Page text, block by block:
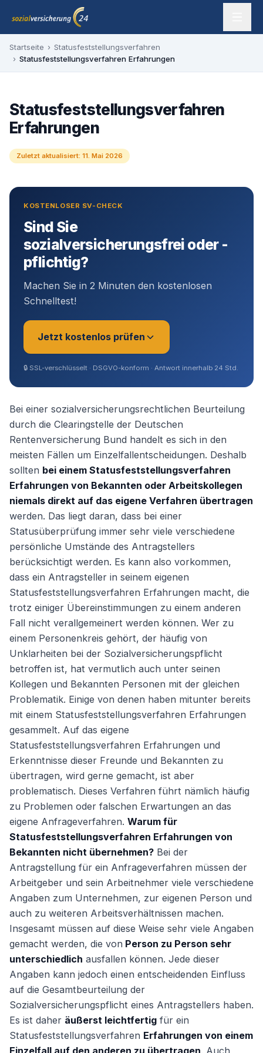
Zum Inhalt springen
sozialversicherung24 — Ihr Experte für SV-Befreiung
Startseite › Statusfeststellungsverfahren
› Statusfeststellungsverfahren Erfahrungen
Statusfeststellungsverfahren
Erfahrungen
Zuletzt aktualisiert: 11. Mai 2026
KOSTENLOSER SV-CHECK
Sind Sie
sozialversicherungsfrei oder -
pflichtig?
Machen Sie in 2 Minuten den kostenlosen
Schnelltest!
Jetzt kostenlos prüfen
Sie sind? *
Geschäftsführer (Angestellt /
Gesellschafter)
Selbstständig / Unternehmer
Angestellter
Weiter
🔒 SSL-verschlüsselt · DSGVO-konform · Antwort innerhalb 24 Std.
Bei einer sozialversicherungsrechtlichen Beurteilung
durch die Clearingstelle der Deutschen
Rentenversicherung Bund handelt es sich in den
meisten Fällen um Einzelfallentscheidungen. Deshalb
sollten bei einem Statusfeststellungsverfahren
Erfahrungen von Bekannten oder Arbeitskollegen
niemals direkt auf das eigene Verfahren übertragen
werden. Das liegt daran, dass bei einer
Statusüberprüfung immer sehr viele verschiedene
persönliche Umstände des Antragstellers
berücksichtigt werden. Es kann also vorkommen,
dass ein Antragsteller in seinem eigenen
Statusfeststellungsverfahren Erfahrungen macht, die
trotz einiger Übereinstimmungen zu einem anderen
Fall nicht verallgemeinert werden können. Wer zu
einem Personenkreis gehört, der häufig von
Unklarheiten bei der Sozialversicherungspflicht
betroffen ist, hat vermutlich auch unter seinen
Kollegen und Bekannten Personen mit der gleichen
Problematik. Einige von denen haben mitunter bereits
mit einem Statusfeststellungsverfahren Erfahrungen
gesammelt. Auf das eigene
Statusfeststellungsverfahren Erfahrungen und
Erkenntnisse dieser Freunde und Bekannten zu
übertragen, wird gerne gemacht, ist aber
problematisch. Dieses Verfahren führt nämlich häufig
zu Problemen oder falschen Erwartungen an das
eigene Anfrageverfahren. Warum für
Statusfeststellungsverfahren Erfahrungen von
Bekannten nicht übernehmen? Bei der
Antragstellung für ein Anfrageverfahren müssen der
Arbeitgeber und sein Arbeitnehmer viele verschiedene
Angaben zum Unternehmen, zur eigenen Person und
auch zu weiteren Arbeitsverhältnissen machen.
Insgesamt müssen auf diese Weise sehr viele Angaben
gemacht werden, die von Person zu Person sehr
unterschiedlich ausfallen können. Jede dieser
Angaben kann jedoch einen entscheidenden Einfluss
auf die Gesamtbeurteilung der
Sozialversicherungspflicht eines Antragstellers haben.
Es ist daher äußerst leichtfertig für ein
Statusfeststellungsverfahren Erfahrungen von einem
Einzelfall auf den anderen zu übertragen . Auch